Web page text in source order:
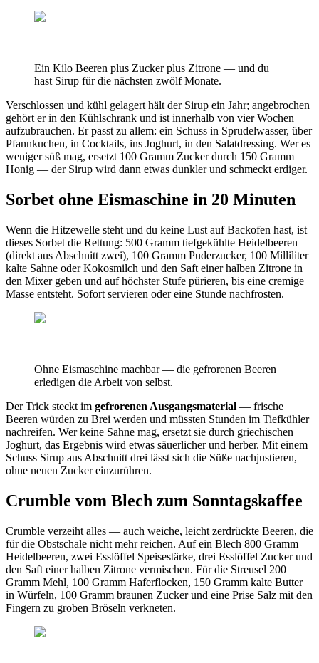
Ein Kilo Beeren plus Zucker plus Zitrone — und du
hast Sirup für die nächsten zwölf Monate.
Verschlossen und kühl gelagert hält der Sirup ein Jahr; angebrochen
gehört er in den Kühlschrank und ist innerhalb von vier Wochen
aufzubrauchen. Er passt zu allem: ein Schuss in Sprudelwasser, über
Pfannkuchen, in Cocktails, ins Joghurt, in den Salatdressing. Wer es
weniger süß mag, ersetzt 100 Gramm Zucker durch 150 Gramm
Honig — der Sirup wird dann etwas dunkler und schmeckt erdiger.
Sorbet ohne Eismaschine in 20 Minuten
Wenn die Hitzewelle steht und du keine Lust auf Backofen hast, ist
dieses Sorbet die Rettung: 500 Gramm tiefgekühlte Heidelbeeren
(direkt aus Abschnitt zwei), 100 Gramm Puderzucker, 100 Milliliter
kalte Sahne oder Kokosmilch und den Saft einer halben Zitrone in
den Mixer geben und auf höchster Stufe pürieren, bis eine cremige
Masse entsteht. Sofort servieren oder eine Stunde nachfrosten.
Ohne Eismaschine machbar — die gefrorenen Beeren
erledigen die Arbeit von selbst.
Der Trick steckt im gefrorenen Ausgangsmaterial — frische
Beeren würden zu Brei werden und müssten Stunden im Tiefkühler
nachreifen. Wer keine Sahne mag, ersetzt sie durch griechischen
Joghurt, das Ergebnis wird etwas säuerlicher und herber. Mit einem
Schuss Sirup aus Abschnitt drei lässt sich die Süße nachjustieren,
ohne neuen Zucker einzurühren.
Crumble vom Blech zum Sonntagskaffee
Crumble verzeiht alles — auch weiche, leicht zerdrückte Beeren, die
für die Obstschale nicht mehr reichen. Auf ein Blech 800 Gramm
Heidelbeeren, zwei Esslöffel Speisestärke, drei Esslöffel Zucker und
den Saft einer halben Zitrone vermischen. Für die Streusel 200
Gramm Mehl, 100 Gramm Haferflocken, 150 Gramm kalte Butter
in Würfeln, 100 Gramm braunen Zucker und eine Prise Salz mit den
Fingern zu groben Bröseln verkneten.